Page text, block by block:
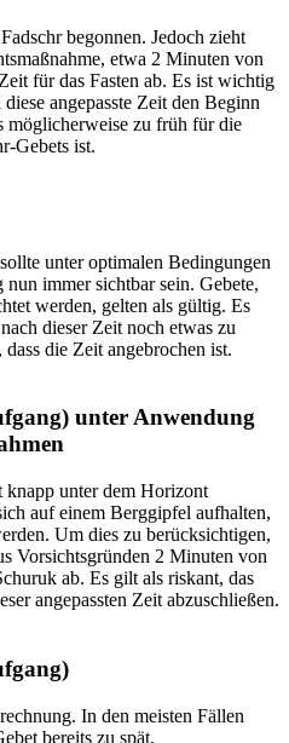
begonnen. Jedoch zieht
etwa 2 Minuten von
für das Fasten ab. Es ist wichtig
angepasste Zeit den Beginn
möglicherweise zu früh für die
Gebets ist.
unter optimalen Bedingungen
immer sichtbar sein. Gebete,
werden, gelten als gültig. Es
dieser Zeit noch etwas zu
die Zeit angebrochen ist.
unter Anwendung
knapp unter dem Horizont
auf einem Berggipfel aufhalten,
Um dies zu berücksichtigen,
Vorsichtsgründen 2 Minuten von
ab. Es gilt als riskant, das
angepassten Zeit abzuschließen.
In den meisten Fällen
bereits zu spät.